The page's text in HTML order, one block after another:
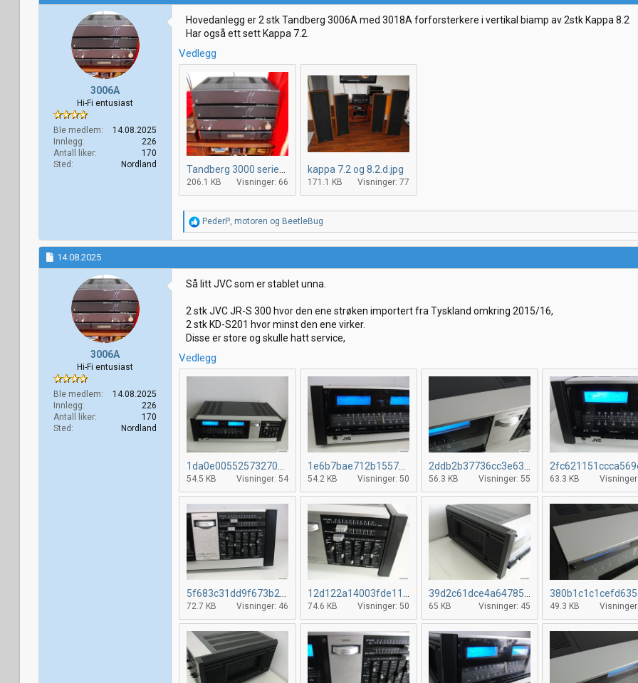
3006A
Hi-Fi entusiast
Ble medlem
14.08.2025
Innlegg
226
Antall liker
170
Sted
Nordland
Hovedanlegg er 2 stk Tandberg 3006A med 3018A forforsterkere i vertikal biamp av 2stk Kappa 8.2
Har også ett sett Kappa 7.2.
Vedlegg
206.1 KB Visninger: 66
kappa 7.2 og 8.2.d.jpg
171.1 KB Visninger: 77
R
e
a
s
j
o
e
r
:
PederP, motoren og BeetleBug
14.08.2025
3006A
Hi-Fi entusiast
Ble medlem
14.08.2025
Innlegg
226
Antall liker
170
Sted
Nordland
Så litt JVC som er stablet unna.
2 stk JVC JR-S 300 hvor den ene strøken importert fra Tyskland omkring 2015/16,
2 stk KD-S201 hvor minst den ene virker.
Disse er store og skulle hatt service,
Vedlegg
54.5 KB Visninger: 54 54.2 KB Visninger: 50 56.3 KB Visninger: 55 63.3 KB
5f683c31dd9f673b2c2a121127645bb48.jpg
72.7 KB Visninger: 46
12d122a14003fde11c094eb1db4a06616.jpg
74.6 KB Visninger: 50
39d2c61dce4a6478563aa4fe4fd544c6e.jpg
65 KB Visninger: 45 49.3 KB